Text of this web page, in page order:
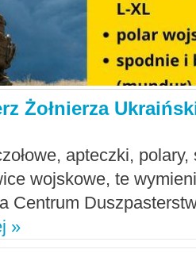
Żołnierza
apteczki,
wojskowe, te
Centrum
»